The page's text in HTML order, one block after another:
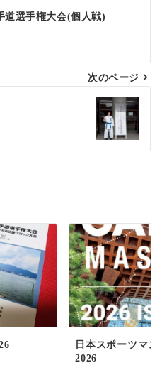
道選手権大会(個人戦)
次のページ
日本スポーツマ
2026